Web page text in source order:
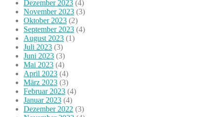
Dezember 2023 (4)
November 2023 (3)
Oktober 2023 (2)
September 2023 (4)
August 2023 (1)
Juli 2023 (3)
Juni 2023 (3)
Mai 2023 (4)
April 2023 (4)
März 2023 (3)
Februar 2023 (4)
Januar 2023 (4)
Dezember 2022 (3)